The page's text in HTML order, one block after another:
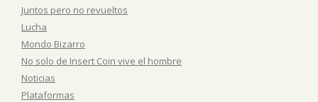
Juntos pero no revueltos
Lucha
Mondo Bizarro
No solo de Insert Coin vive el hombre
Noticias
Plataformas